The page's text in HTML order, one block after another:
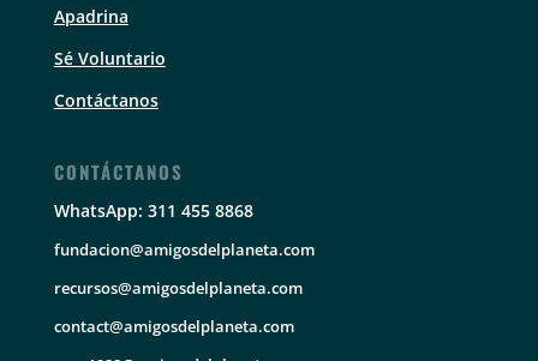
Apadrina
Sé Voluntario
Contáctanos
CONTÁCTANOS
WhatsApp: 311 455 8868
fundacion@amigosdelplaneta.com
recursos@amigosdelplaneta.com
contact@amigosdelplaneta.com